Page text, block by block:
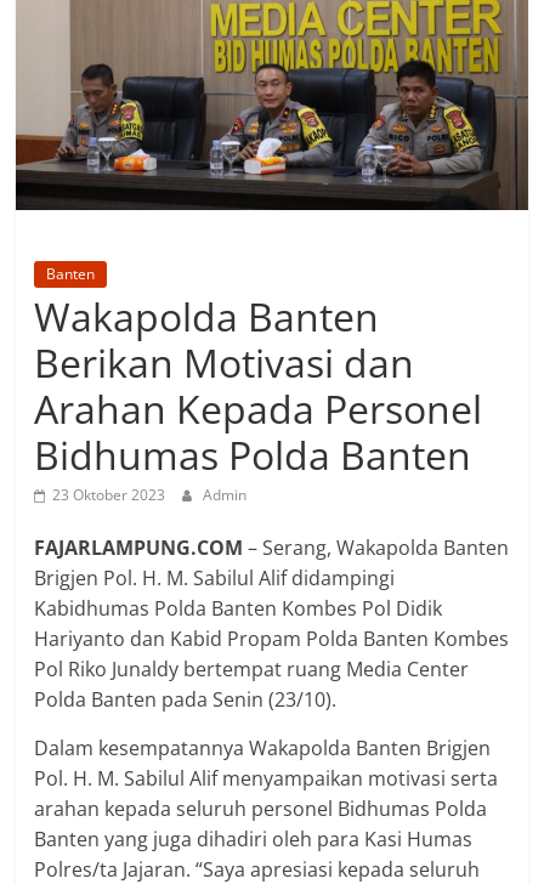
Banten
Wakapolda Banten
Berikan Motivasi dan
Arahan Kepada Personel
Bidhumas Polda Banten
23 Oktober 2023 Admin
FAJARLAMPUNG.COM– Serang, Wakapolda Banten
Brigjen Pol. H. M. Sabilul Alif didampingi
Kabidhumas Polda Banten Kombes Pol Didik
Hariyanto dan Kabid Propam Polda Banten Kombes
Pol Riko Junaldy bertempat ruang Media Center
Polda Banten pada Senin (23/10).
Dalam kesempatannya Wakapolda Banten Brigjen
Pol. H. M. Sabilul Alif menyampaikan motivasi serta
arahan kepada seluruh personel Bidhumas Polda
Banten yang juga dihadiri oleh para Kasi Humas
Polres/ta Jajaran. “Saya apresiasi kepada seluruh